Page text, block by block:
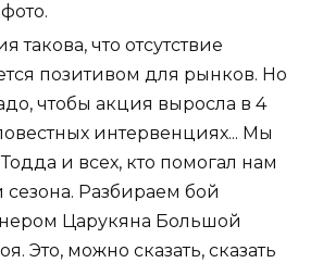
такова, что отсутствие
позитивом для рынков. Но
чтобы акция выросла в 4
интервенциях... Мы
и всех, кто помогал нам
Разбираем бой
Царукяна Большой
Это, можно сказать, сказать